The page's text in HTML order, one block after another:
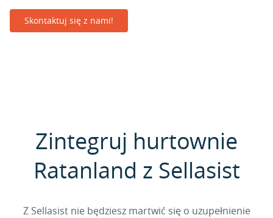
Skontaktuj się z nami!
Zintegruj hurtownie
Ratanland z Sellasist
Z Sellasist nie będziesz martwić się o uzupełnienie